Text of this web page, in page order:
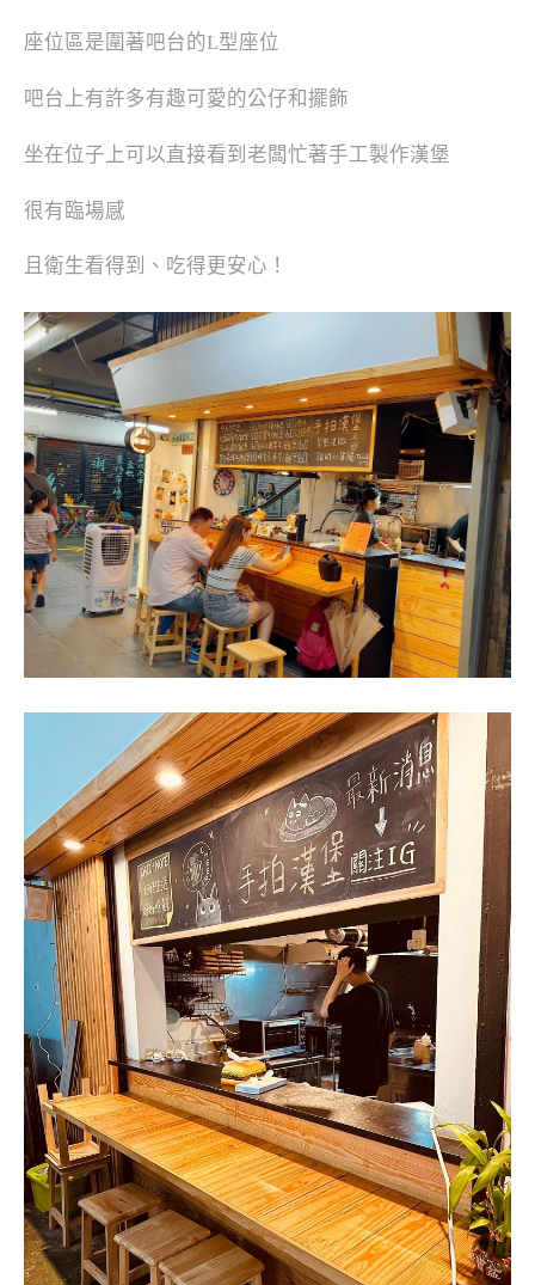
座位區是圍著吧台的L型座位
吧台上有許多有趣可愛的公仔和擺飾
坐在位子上可以直接看到老闆忙著手工製作漢堡
很有臨場感
且衛生看得到、吃得更安心！